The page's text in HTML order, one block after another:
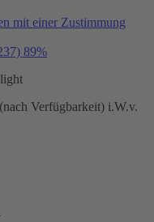
mit einer Zustimmung
89%
Verfügbarkeit) i.W.v.